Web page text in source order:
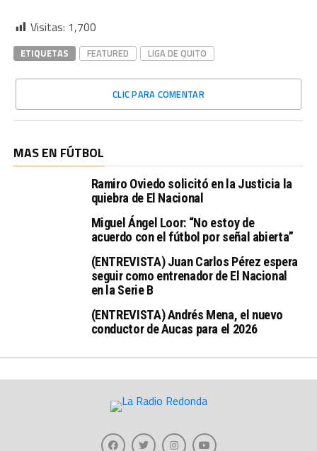
Visitas: 1,700
ETIQUETAS FEATURED LIGA DE QUITO
CLIC PARA COMENTAR
MAS EN FÚTBOL
Ramiro Oviedo solicitó en la Justicia la
quiebra de El Nacional
Miguel Ángel Loor: “No estoy de
acuerdo con el fútbol por señal abierta”
(ENTREVISTA) Juan Carlos Pérez espera
seguir como entrenador de El Nacional
en la Serie B
(ENTREVISTA) Andrés Mena, el nuevo
conductor de Aucas para el 2026